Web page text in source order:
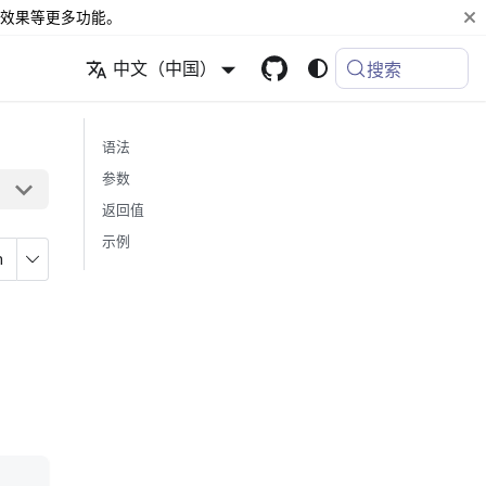
果等更多功能。
中文（中国） 搜索
语法
参数
返回值
示例